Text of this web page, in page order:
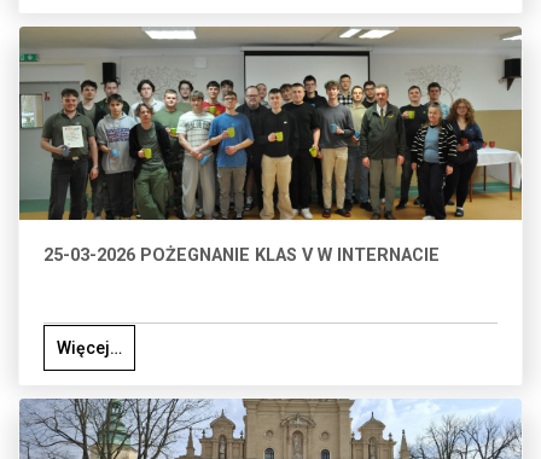
25-03-2026 POŻEGNANIE KLAS V W INTERNACIE
Więcej…